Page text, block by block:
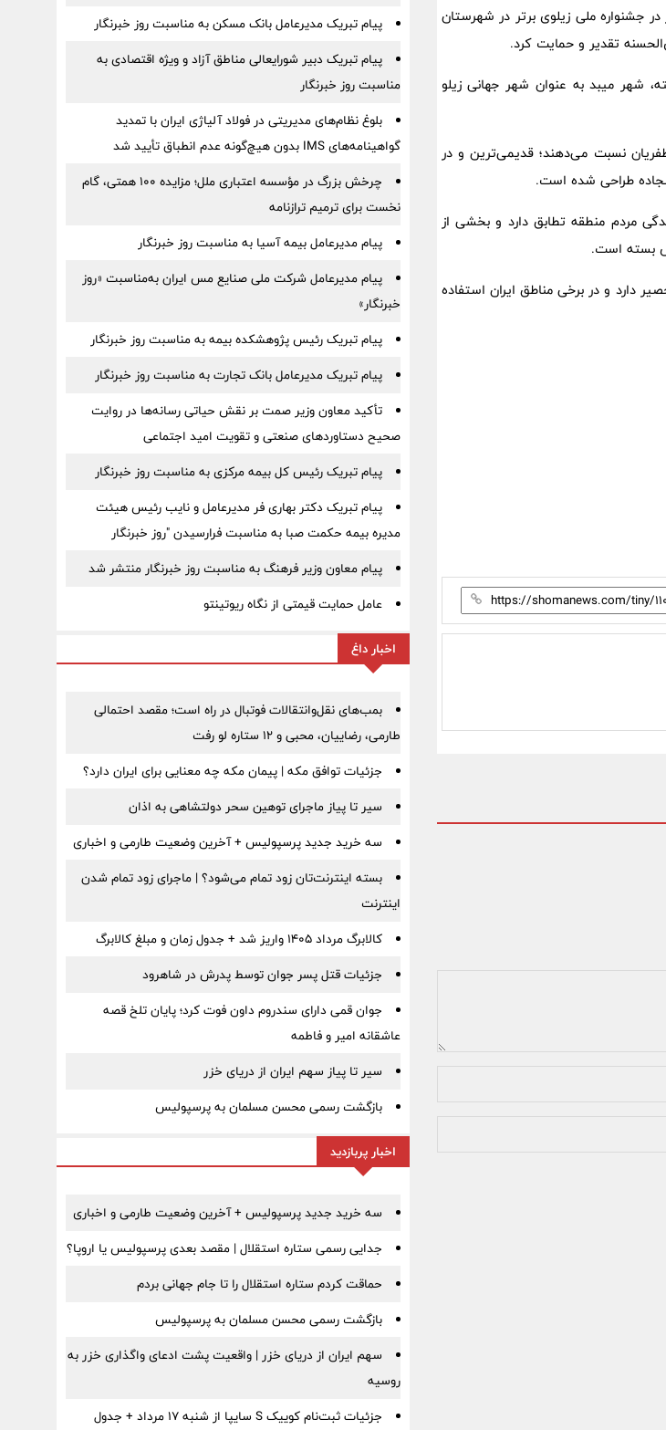
صندوق کارآفرینی امید یزد در طی سال‌های ۱۳۹۸ و ۱۳۹۹ با حضور در جشنواره ملی زیلوی برتر در شهرستان
تقدیر و حمایت کرد.
شهر میبد به عنوان شهر جهانی زیلو
نسبت می‌دهند؛ قدیمی‌ترین و در
مردم منطقه تطابق دارد و بخشی از
بسته است.
دارد و در برخی مناطق ایران استفاده
پیام تبریک مدیرعامل بانک مسکن به مناسبت روز خبرنگار
پیام تبریک دبیر شورایعالی مناطق آزاد و ویژه اقتصادی به
مناسبت روز خبرنگار
بلوغ نظام‌های مدیریتی در فولاد آلیاژی ایران با تمدید
گواهینامه‌های IMS بدون هیچ‌گونه عدم انطباق تأیید شد
چرخش بزرگ در مؤسسه اعتباری ملل؛ مزایده ۱۰۰ همتی، گام
نخست برای ترمیم ترازنامه
پیام مدیرعامل بیمه آسیا به مناسبت روز خبرنگار
پیام مدیرعامل شرکت ملی صنایع مس ایران به‌مناسبت «روز
خبرنگار»
پیام تبریک رئیس پژوهشکده بیمه به مناسبت روز خبرنگار
پیام تبریک مدیرعامل بانک تجارت به مناسبت روز خبرنگار
تأکید معاون وزیر صمت بر نقش حیاتی رسانه‌ها در روایت
صحیح دستاوردهای صنعتی و تقویت امید اجتماعی
پیام تبریک رئیس کل بیمه مرکزی به مناسبت روز خبرنگار
پیام تبریک دکتر بهاری فر مدیرعامل و نایب رئیس هیئت
مدیره بیمه حکمت صبا به مناسبت فرارسیدن "روز خبرنگار
پیام معاون وزیر فرهنگ به مناسبت روز خبرنگار منتشر شد
عامل حمایت قیمتی از نگاه ریوتینتو
اخبار داغ
بمب‌های نقل‌وانتقالات فوتبال در راه است؛ مقصد احتمالی
طارمی، رضاییان، محبی و ۱۲ ستاره لو رفت
جزئیات توافق مکه | پیمان مکه چه معنایی برای ایران دارد؟
سیر تا پیاز ماجرای توهین سحر دولتشاهی به اذان
سه خرید جدید پرسپولیس + آخرین وضعیت طارمی و اخباری
بسته اینترنت‌تان زود تمام می‌شود؟ | ماجرای زود تمام شدن
اینترنت
کالابرگ مرداد ۱۴۰۵ واریز شد + جدول زمان و مبلغ کالابرگ
جزئیات قتل پسر جوان توسط پدرش در شاهرود
جوان قمی دارای سندروم داون فوت کرد؛ پایان تلخ قصه
عاشقانه امیر و فاطمه
سیر تا پیاز سهم ایران از دریای خزر
بازگشت رسمی محسن مسلمان به پرسپولیس
اخبار پربازدید
سه خرید جدید پرسپولیس + آخرین وضعیت طارمی و اخباری
جدایی رسمی ستاره استقلال | مقصد بعدی پرسپولیس یا اروپا؟
حماقت کردم ستاره استقلال را تا جام جهانی بردم
بازگشت رسمی محسن مسلمان به پرسپولیس
سهم ایران از دریای خزر | واقعیت پشت ادعای واگذاری خزر به
روسیه
جزئیات ثبت‌نام کوییک S سایپا از شنبه ۱۷ مرداد + جدول